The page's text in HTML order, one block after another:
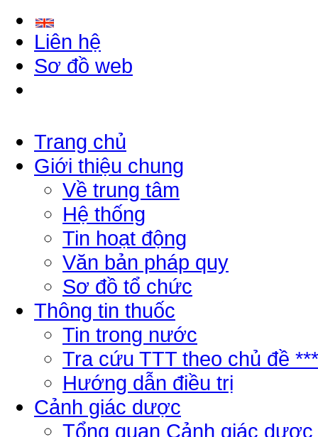
Liên hệ
Sơ đồ web
Trang chủ
Giới thiệu chung
Về trung tâm
Hệ thống
Tin hoạt động
Văn bản pháp quy
Sơ đồ tổ chức
Thông tin thuốc
Tin trong nước
Tra cứu TTT theo chủ đề ***
Hướng dẫn điều trị
Cảnh giác dược
Tổng quan Cảnh giác dược